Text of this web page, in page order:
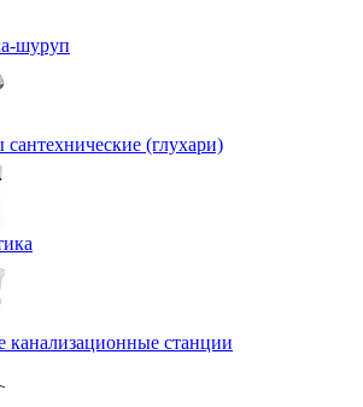
шуруп
(глухари)
канализационные станции